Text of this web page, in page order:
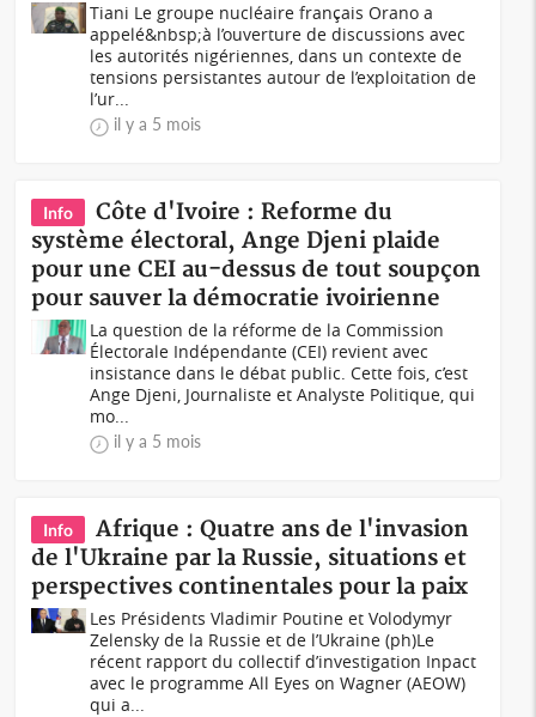
Tiani Le groupe nucléaire français Orano a
appelé&nbsp;à l’ouverture de discussions avec
les autorités nigériennes, dans un contexte de
tensions persistantes autour de l’exploitation de
l’ur...
il y a 5 mois
Info
Côte d'Ivoire : Reforme du
système électoral, Ange Djeni plaide
pour une CEI au-dessus de tout soupçon
pour sauver la démocratie ivoirienne
La question de la réforme de la Commission
Électorale Indépendante (CEI) revient avec
insistance dans le débat public. Cette fois, c’est
Ange Djeni, Journaliste et Analyste Politique, qui
mo...
il y a 5 mois
Info
Afrique : Quatre ans de l'invasion
de l'Ukraine par la Russie, situations et
perspectives continentales pour la paix
Les Présidents Vladimir Poutine et Volodymyr
Zelensky de la Russie et de l’Ukraine (ph)Le
récent rapport du collectif d’investigation Inpact
avec le programme All Eyes on Wagner (AEOW)
qui a...